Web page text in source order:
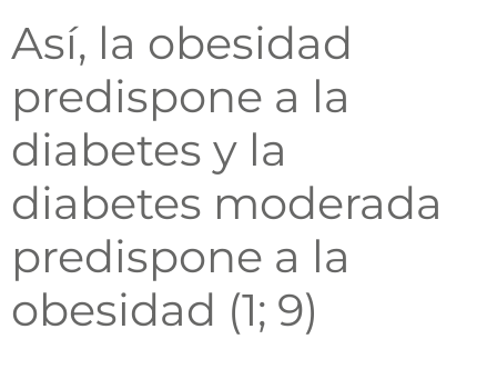
Así, la obesidad
predispone a la
diabetes y la
diabetes moderada
predispone a la
obesidad (1; 9)